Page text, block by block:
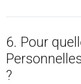
6. Pour
?